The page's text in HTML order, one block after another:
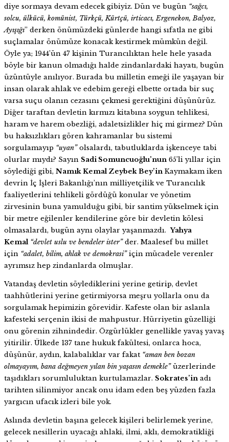
diye sormaya devam edecek gibiyiz. Dün ve bugün “sağcı,
solcu, ülkücü, komünist, Türkçü, Kürtçü, irticacı, Ergenekon, Balyoz,
Ayışığı” derken önümüzdeki günlerde hangi sıfatla ne gibi
suçlamalar önümüze konacak kestirmek mümkün değil.
Öyle ya; 1944’ün 47 kişinin Turancılıktan hele hele yasada
böyle bir kanun olmadığı halde zindanlardaki hayatı, bugün
üzüntüyle anılıyor. Burada bu milletin emeği ile yaşayan bir
insan olarak ahlak ve edebim gereği elbette ortada bir suç
varsa suçu olanın cezasını çekmesi gerektiğini düşünürüz.
Diğer taraftan devletin kırmızı kitabına soygun tehlikesi,
haram ve harem obezliği, adaletsizlikler hiç mi girmez? Dün
bu haksızlıkları gören kahramanlar bu sistemi
sorgulamayıp “uyan”olsalardı, tabutluklarda işkenceye tabi
olurlar mıydı? Sayın Sadi Somuncuoğlu’nun 65’li yıllar için
söylediği gibi, Namık Kemal Zeybek Bey’in Kaymakam iken
devrin İç İşleri Bakanlığı’nın milliyetçilik ve Turancılık
faaliyetlerini tehlikeli gördüğü konular ve yönetim
zirvesinin buna yamulduğu gibi, bir santim yükselmek için
bir metre eğilenler kendilerine göre bir devletin kölesi
olmasalardı, bugün aynı olaylar yaşanmazdı.Yahya
Kemal “devlet uslu ve bendeler ister”der. Maalesef bu millet
için “adalet, bilim, ahlak ve demokrasi”için mücadele verenler
ayrımsız hep zindanlarda olmuşlar.
Vatandaş devletin söylediklerini yerine getirip, devlet
taahhütlerini yerine getirmiyorsa meşru yollarla onu da
sorgulamak hepimizin görevidir. Kafeste olan bir aslanla
kafesteki serçenin ikisi de mahpustur. Hürriyetin güzelliği
onu görenin zihnindedir. Özgürlükler genellikle yavaş yavaş
yitirilir. Ülkede 137 tane hukuk fakültesi, onlarca hoca,
düşünür, aydın, kalabalıklar var fakat “aman ben bozan
olmayayım, bana değmeyen yılan bin yaşasın demekle”üzerlerinde
taşıdıkları sorumluluktan kurtulamazlar. Sokrates’in adı
tarihten silinmiyor ancak onu idam eden beş yüzden fazla
yargıcın ufacık izleri bile yok.
Aslında devletin başına gelecek kişileri belirlemek yerine,
gelecek nesillerin uyacağı ahlaki, ilmi, aklı, demokratikliği